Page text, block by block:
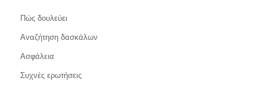
Πώς δουλεύει
Αναζήτηση δασκάλων
Ασφάλεια
Συχνές ερωτήσεις